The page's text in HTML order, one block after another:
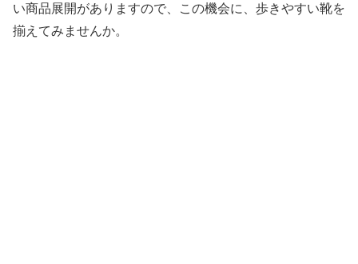
い商品展開がありますので、この機会に、歩きやすい靴を
揃えてみませんか。